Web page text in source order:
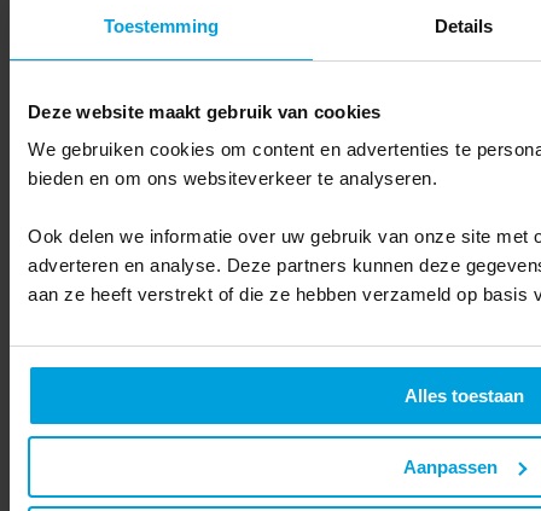
Toestemming Details
Deze website maakt gebruik van cookies
We gebruiken cookies om content en advertenties te
bieden en om ons websiteverkeer te analyseren.
Ook delen we informatie over uw gebruik van onze site met
adverteren en analyse. Deze partners kunnen deze
aan ze heeft verstrekt of die ze hebben verzameld op basis
Alles toestaan
Aanpassen
Wat is een klantsegment?
klantsegmenten. Door klanten te groeperen in de verschillende
behoeften.
segmenten kunnen groot of klein zijn. Het businessmodel van jouw
bedrijf bepaalt in welke mate je de segmenten van dienst kunt zijn
met producten, diensten of oplossingen die dat segment zoekt.
doelgroep te verdelen op basis van:
Distributiekanalen om klantsegmenten te bereiken